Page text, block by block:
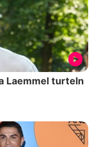
Laemmel turteln